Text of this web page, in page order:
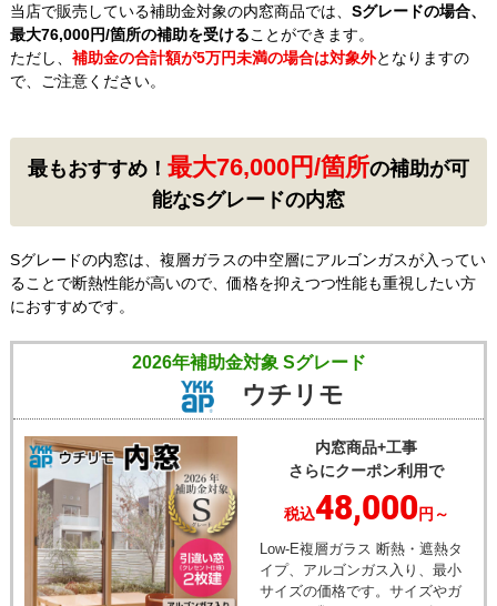
補助金が使えたらいいな
と思いながら内窓を購入
しましたが、実際に対象
となり費用負担を軽減す
得に購入できてラッキー
でした！
詳細はこちら
断熱対策のために内窓を
取り付けましたが、部屋
全体が明るく感じられる
しました。
詳細はこちら
工事実績をもっと見る
当店で販売している補助金対象の内窓商品では、 Sグレードの場合、
最大76,000円/箇所の補助を受けることができます。
ただし、 補助金の合計額が5万円未満の場合は対象外となりますの
で、ご注意ください。
最もおすすめ！ 最大76,000円/箇所の補助が可
能なSグレードの内窓
Sグレードの内窓は、複層ガラスの中空層にアルゴンガスが入ってい
ることで断熱性能が高いので、価格を抑えつつ性能も重視したい方
におすすめです。
2026年補助金対象 Sグレード
ウチリモ
内窓商品+工事
さらにクーポン利用で
税込48,000円～
Low-E複層ガラス 断熱・遮熱タ
イプ、アルゴンガス入り、最小
サイズの価格です。サイズやガ